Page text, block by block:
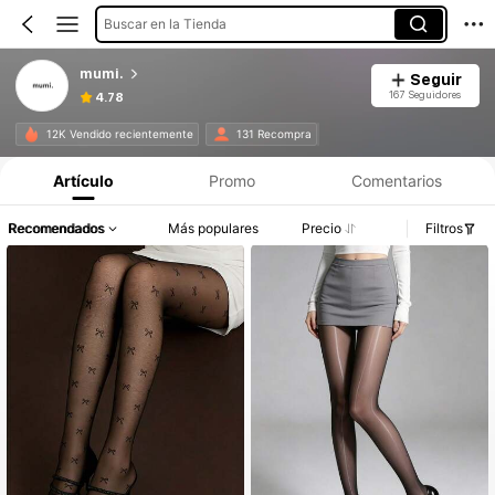
Buscar en la Tienda
mumi.
4.78
Seguir
167 Seguidores
12K Vendido recientemente 131 Recompra
Artículo Promo Comentarios
Recomendados Más populares Precio Filtros